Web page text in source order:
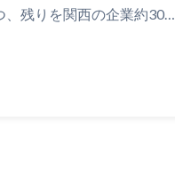
、残りを関西の企業約30…